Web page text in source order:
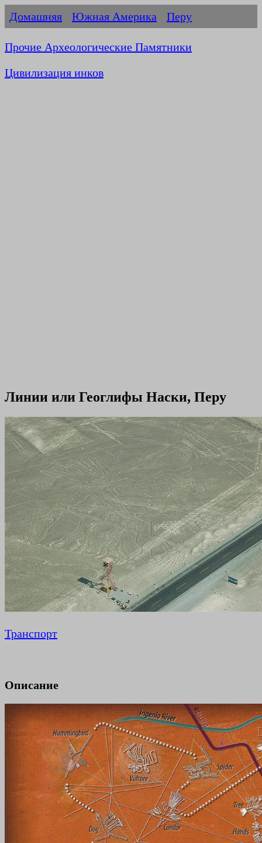
Домашняя Южная Америка Перу
Прочие Археологические Памятники
Цивилизация инков
Линии или Геоглифы Наски, Перу
Транспорт
Описание